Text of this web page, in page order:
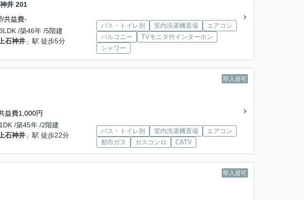
井 201
/共益費-
/築46年 /5階建
上石神井 」駅 徒歩5分
バス・トイレ別 室内洗濯機置場
エアコン
バルコニー
TVモニタ付インターホン
シャワー
即入居可
益費1,000円
/築45年 /2階建
上石神井 」駅 徒歩22分
バス・トイレ別 室内洗濯機置場
エアコン
都市ガス
ガスコンロ CATV
即入居可